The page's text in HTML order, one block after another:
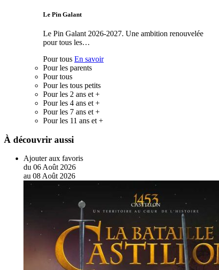
Le Pin Galant
Le Pin Galant 2026-2027. Une ambition renouvelée
pour tous les…
Pour tous En savoir
Pour les parents
Pour tous
Pour les tous petits
Pour les 2 ans et +
Pour les 4 ans et +
Pour les 7 ans et +
Pour les 11 ans et +
À découvrir aussi
Ajouter aux favoris
du 06 Août 2026
au 08 Août 2026